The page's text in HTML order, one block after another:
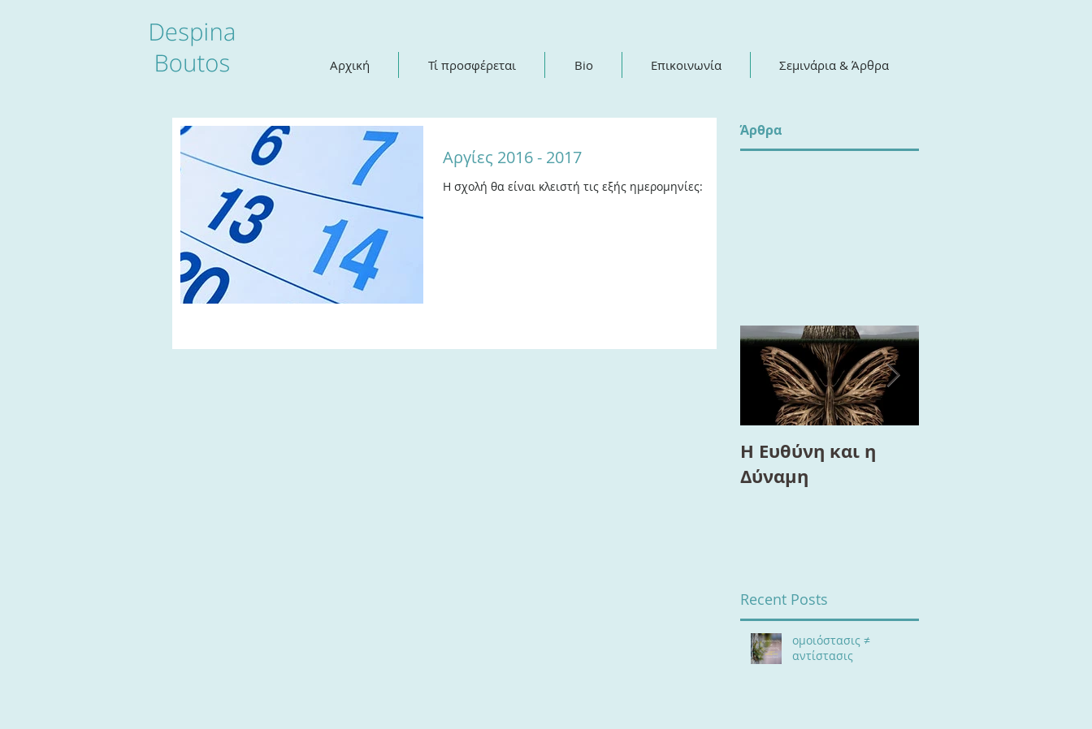
Αρχική Τί προσφέρεται Bio Επικοινωνία Σεμινάρια & Άρθρα
Αργίες 2016 - 2017
Η σχολή θα είναι κλειστή τις εξής ημερομηνίες:
​Άρθρα
Η Ευθύνη και η
Δύναμη
Recent Posts
ομοιόστασις ≠
αντίστασις